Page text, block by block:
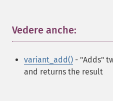
Vedere anche:
variant_add() - "Adds"
and returns the result